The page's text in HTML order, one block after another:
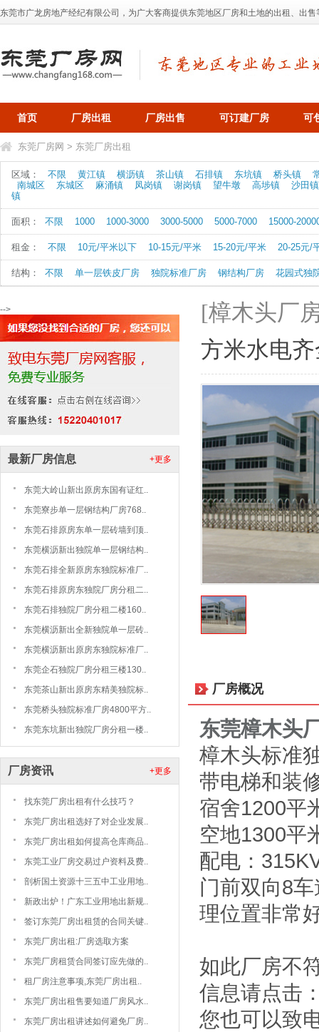
东莞市广龙房地产经纪有限公司，为广大客商提供东莞地区厂房和土地的出租、出
首页 厂房出租 厂房出售 可订建厂房 可
东莞厂房网 > 东莞厂房出租
区域： 不限 黄江镇 横沥镇 茶山镇 石排镇 东坑镇 桥头镇
南城区
东城区 麻涌镇 凤岗镇 谢岗镇 望牛墩 高埗镇
沙田镇
镇
面积： 不限 1000 1000-3000 3000-5000 5000-7000 15000-
租金： 不限 10元/平米以下 10-15元/平米 15-20元/平米 20-25元/
结构： 不限 单一层铁皮厂房 独院标准厂房 钢结构厂房 花园式独
-->
+更多
最新厂房信息
东莞大岭山新出原房东国有证红..
东莞寮步单一层钢结构厂房768..
东莞石排原房东单一层砖墙到顶..
东莞横沥新出独院单一层钢结构..
东莞石排全新原房东独院标准厂..
东莞石排原房东独院厂房分租二..
东莞石排独院厂房分租二楼160..
东莞横沥新出全新独院单一层砖..
东莞横沥新出原房东独院标准厂..
东莞企石独院厂房分租三楼130..
东莞茶山新出原房东精美独院标..
东莞桥头独院标准厂房4800平方..
东莞东坑新出独院厂房分租一楼..
+更多
厂房资讯
找东莞厂房出租有什么技巧？
东莞厂房出租选好了对企业发展..
东莞厂房出租如何提高仓库商品..
东莞工业厂房交易过户资料及费..
剖析国土资源十三五中工业用地..
新政出炉！广东工业用地出新规..
签订东莞厂房出租赁的合同关键..
东莞厂房出租:厂房选取方案
东莞厂房租赁合同签订应先做的..
租厂房注意事项,东莞厂房出租..
东莞厂房出租售要知道厂房风水..
东莞厂房出租讲述如何避免厂房..
[樟木头厂
方米水电
厂房概况
东莞樟木头
樟木头标准
带电梯和装
宿舍1200平
空地1300平
配电：
门前双向8
理位置非常
如此厂房不
信息请点击
您也可以致